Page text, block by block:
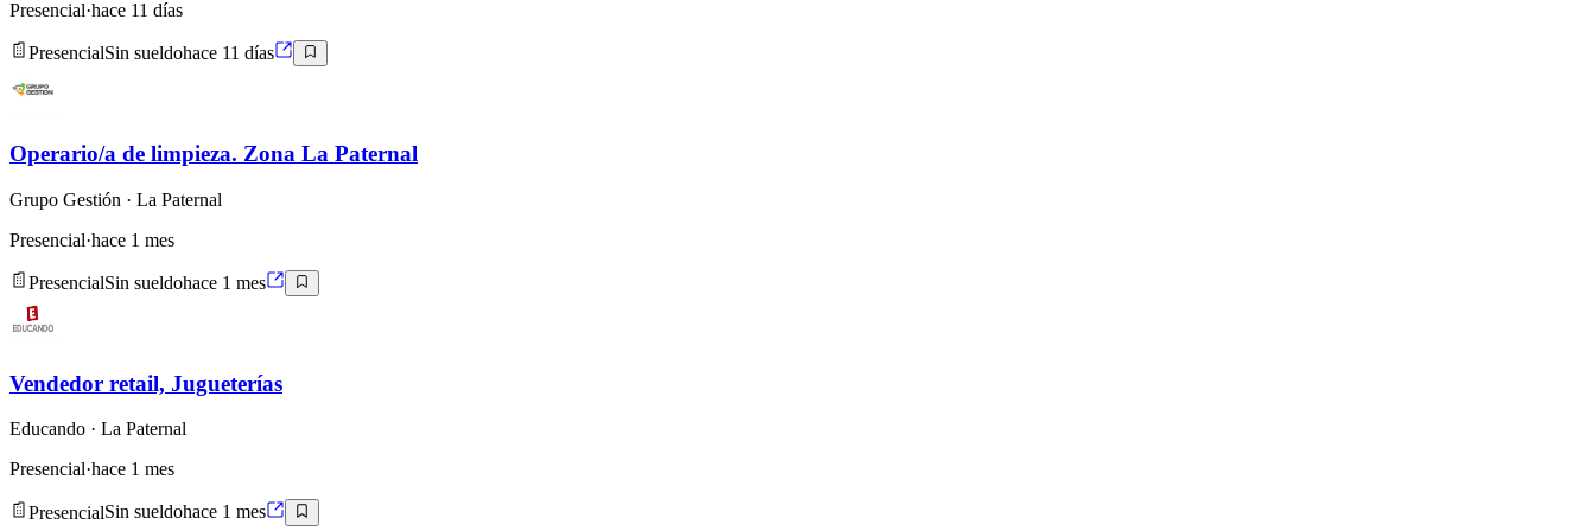
Presencial·hace 11 días
PresencialSin sueldohace 11 días
Operario/a de limpieza. Zona La Paternal
Grupo Gestión · La Paternal
Presencial·hace 1 mes
PresencialSin sueldohace 1 mes
Vendedor retail, Jugueterías
Educando · La Paternal
Presencial·hace 1 mes
PresencialSin sueldohace 1 mes